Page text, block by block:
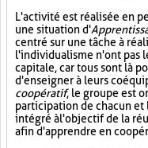
L'activité est réalisée en
une situation d'
centré sur une tâche à
l'individualisme n'ont pas
capitale, car tous sont là
d'enseigner à leurs
coopératif, le groupe est
participation de chacun
intégré à l'objectif de la
afin d'apprendre en